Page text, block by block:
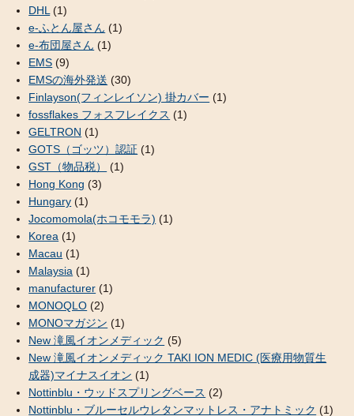
DHL (1)
e-ふとん屋さん (1)
e-布団屋さん (1)
EMS (9)
EMSの海外発送 (30)
Finlayson(フィンレイソン) 掛カバー (1)
fossflakes フォスフレイクス (1)
GELTRON (1)
GOTS（ゴッツ）認証 (1)
GST（物品税）
(1)
Hong Kong (3)
Hungary (1)
Jocomomola(ホコモモラ) (1)
Korea (1)
Macau (1)
Malaysia (1)
manufacturer (1)
MONOQLO (2)
MONOマガジン (1)
New 滝風イオンメディック (5)
New 滝風イオンメディック TAKI ION MEDIC (医療用物質生
成器)マイナスイオン (1)
Nottinblu・ウッドスプリングベース (2)
Nottinblu・ブルーセルウレタンマットレス・アナトミック (1)